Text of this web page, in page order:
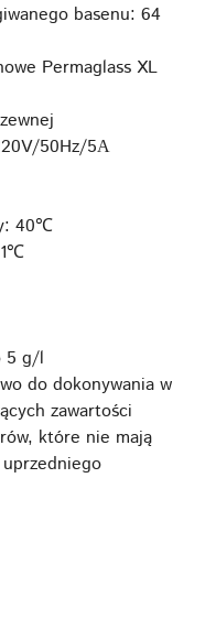
basenu: 64
Permaglass XL
50Hz/5А
40℃
5 g/l
do dokonywania w
zawartości
które nie mają